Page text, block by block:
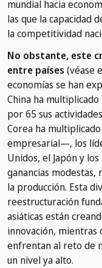
mundial hacia
las que la capacidad
la competitividad
No obstante, este
entre países(véase
economías se han
China ha
por 65 sus
Corea ha
empresarial—, los
Unidos, el Japón y
ganancias
la producción. Esta
reestructuración
asiáticas están
innovación, mientras
enfrentan al reto de
un nivel ya alto.